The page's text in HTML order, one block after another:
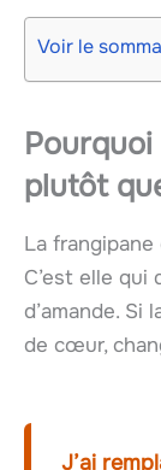
Voir le
plutôt
La
C’est elle qui
d’amande. Si
de cœur,
J’ai